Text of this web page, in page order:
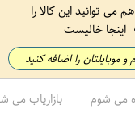
می توانید این کالا را
اینجا خالیست
موبایلتان را اضافه کنید
می شوم بازاریاب می